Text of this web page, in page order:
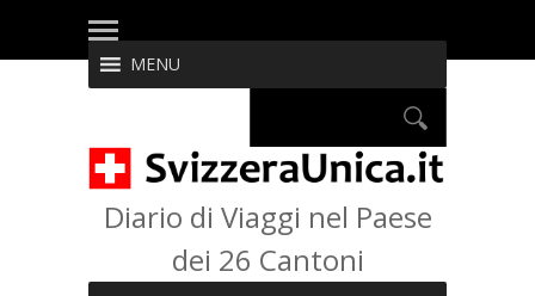
MENU
Diario di Viaggi nel Paese
dei 26 Cantoni